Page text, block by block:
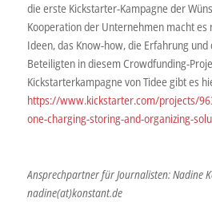
die erste Kickstarter-Kampagne der
Kooperation der Unternehmen macht es
Ideen, das Know-how, die Erfahrung
Beteiligten in diesem Crowdfunding-
Kickstarterkampagne von Tidee gibt es
https://www.kickstarter.com/projects/
one-charging-storing-and-organizing-
Ansprechpartner für Journalisten: Nadine
nadine(at)konstant.de